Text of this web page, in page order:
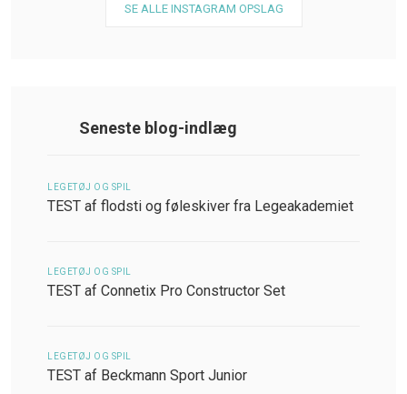
SE ALLE INSTAGRAM OPSLAG
Seneste blog-indlæg
LEGETØJ OG SPIL
TEST af flodsti og føleskiver fra Legeakademiet
LEGETØJ OG SPIL
TEST af Connetix Pro Constructor Set
LEGETØJ OG SPIL
TEST af Beckmann Sport Junior